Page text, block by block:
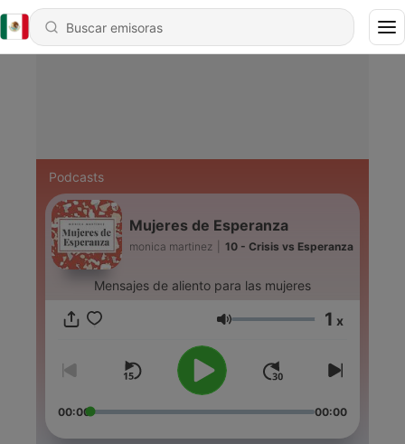
Podcasts
Mujeres de Esperanza
monica martinez 10 - Crisis vs Esperanza
Mensajes de aliento para las mujeres
Volumen 1 x
00:00 00:00